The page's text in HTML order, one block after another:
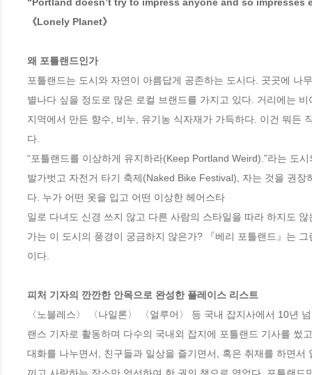
《Lonely Planet》
왜 포틀랜드인가
포틀랜드는 도시와 자연이 아름답게 공존하는 도시다. 곳곳에
별나다 싶을 정도로 많은 로컬 브랜드를 가지고 있다. 거리에는
지역에서 만든 향수, 비누, 유기농 식자재가 가득하다. 이건 뭐든
다.
“포틀랜드를 이상하게 유지하라(Keep Portland Weird).”라는 도
발가벗고 자전거 타기 축제(Naked Bike Festival), 자는 것을 권
다. 누가 어떤 옷을 입고 어떤 이상한 헤어스타
일로 다녀도 신경 쓰지 않고 다른 사람의 스타일을 따라 하지도
가는 이 도시의 풍경이 궁금하지 않은가? 『베리 포틀랜드』는
이다.
피처 기자의 깐깐한 안목으로 완성한 플레이스 리스트
〈노블레스〉 〈나일론〉 〈얼루어〉 등 국내 잡지사에서 10년
랜스 기자로 활동하며 다수의 국내외 잡지에 포틀랜드 기사를 썼
대화를 나누면서, 친구들과 일상을 즐기면서, 혹은 취재를 하면